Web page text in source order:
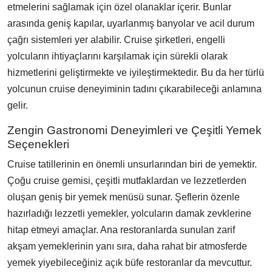
etmelerini sağlamak için özel olanaklar içerir. Bunlar
arasında geniş kapılar, uyarlanmış banyolar ve acil durum
çağrı sistemleri yer alabilir. Cruise şirketleri, engelli
yolcuların ihtiyaçlarını karşılamak için sürekli olarak
hizmetlerini geliştirmekte ve iyileştirmektedir. Bu da her türlü
yolcunun cruise deneyiminin tadını çıkarabileceği anlamına
gelir.
Zengin Gastronomi Deneyimleri ve Çeşitli Yemek
Seçenekleri
Cruise tatillerinin en önemli unsurlarından biri de yemektir.
Çoğu cruise gemisi, çeşitli mutfaklardan ve lezzetlerden
oluşan geniş bir yemek menüsü sunar. Şeflerin özenle
hazırladığı lezzetli yemekler, yolcuların damak zevklerine
hitap etmeyi amaçlar. Ana restoranlarda sunulan zarif
akşam yemeklerinin yanı sıra, daha rahat bir atmosferde
yemek yiyebileceğiniz açık büfe restoranlar da mevcuttur.